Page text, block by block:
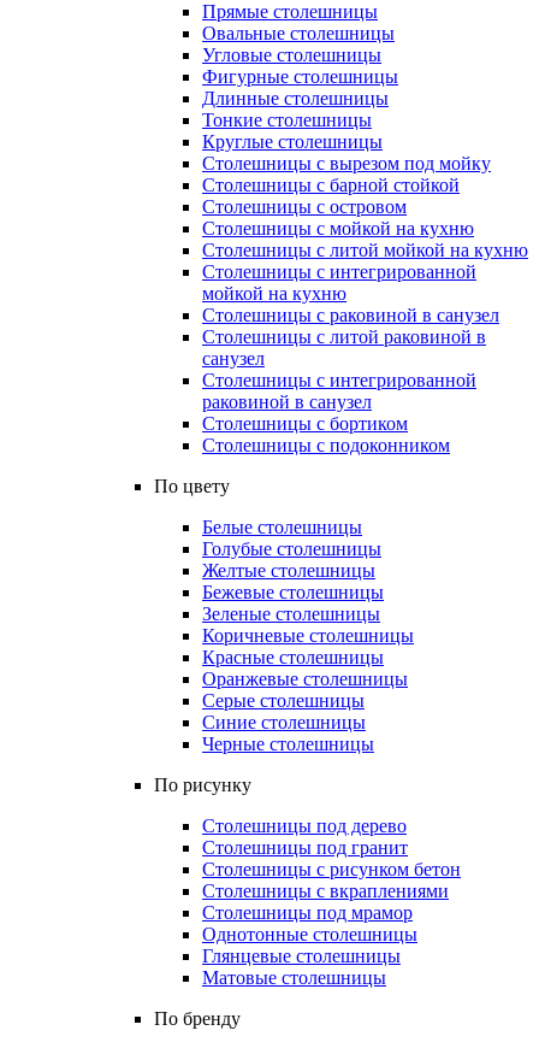
Прямые столешницы
Овальные столешницы
Угловые столешницы
Фигурные столешницы
Длинные столешницы
Тонкие столешницы
Круглые столешницы
Столешницы с вырезом под мойку
Столешницы с барной стойкой
Столешницы с островом
Столешницы с мойкой на кухню
Столешницы с литой мойкой на кухню
Столешницы с интегрированной
мойкой на кухню
Столешницы с раковиной в санузел
Столешницы с литой раковиной в
санузел
Столешницы с интегрированной
раковиной в санузел
Столешницы с бортиком
Столешницы с подоконником
По цвету
Белые столешницы
Голубые столешницы
Желтые столешницы
Бежевые столешницы
Зеленые столешницы
Коричневые столешницы
Красные столешницы
Оранжевые столешницы
Серые столешницы
Синие столешницы
Черные столешницы
По рисунку
Столешницы под дерево
Столешницы под гранит
Столешницы с рисунком бетон
Столешницы с вкраплениями
Столешницы под мрамор
Однотонные столешницы
Глянцевые столешницы
Матовые столешницы
По бренду